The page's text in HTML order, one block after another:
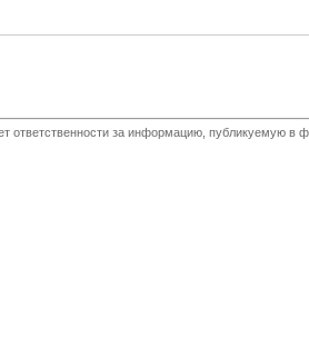
ответственности за информацию, публикуемую